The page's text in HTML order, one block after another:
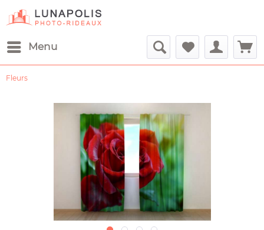
Menu
Fleurs